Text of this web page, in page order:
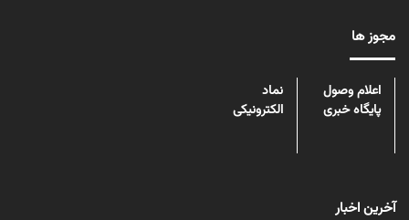
مجوز ها
اعلام وصول
پایگاه خبری
نماد
الکترونیکی
آخرین اخبار